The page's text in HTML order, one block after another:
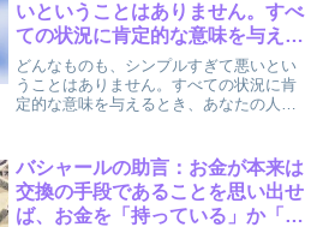
いということはありません。すべ
ての状況に肯定的な意味を与える
とき、あなたの人生は素晴らしい
ものに満ちた偶然のつながりにな
ります。 by バシャール
どんなものも、シンプルすぎて悪いとい
うことはありません。すべての状況に肯
定的な意味を与えるとき、あなたの人生
リル・アンカ (著), 関野直行 (翻訳) 『バ
シャ...
バシャールの助言：お金が本来は
交換の手段であることを思い出せ
ば、お金を「持っている」か「持